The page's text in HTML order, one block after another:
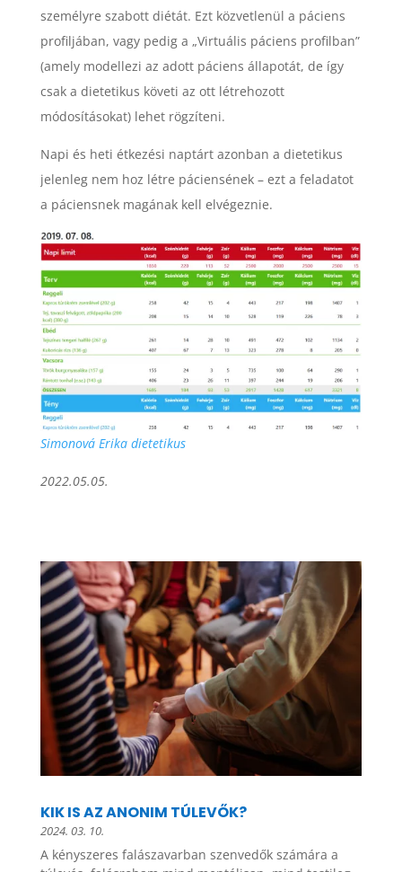
személyre szabott diétát. Ezt közvetlenül a páciens
profiljában, vagy pedig a „Virtuális páciens profilban”
(amely modellezi az adott páciens állapotát, de így
csak a dietetikus követi az ott létrehozott
módosításokat) lehet rögzíteni.
Napi és heti étkezési naptárt azonban a dietetikus
jelenleg nem hoz létre páciensének – ezt a feladatot
a páciensnek magának kell elvégeznie.
Simonová Erika dietetikus
2022.05.05.
KIK IS AZ ANONIM TÚLEVŐK?
2024. 03. 10.
A kényszeres falászavarban szenvedők számára a